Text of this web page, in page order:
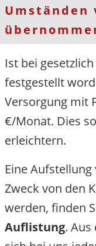
Umständen
Ist bei
festgestellt
Versorgung mit
€/Monat. Dies
erleichtern.
Eine
Zweck von den
werden, finden
Auflistung.